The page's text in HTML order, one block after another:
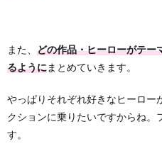
また、 どの作品・ヒーローがテー
るように まとめていきます。
やっぱりそれぞれ好きなヒーロー
クションに乗りたいですからね。
す。